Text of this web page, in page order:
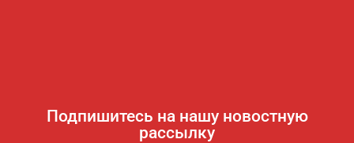
Подпишитесь на нашу новостную
рассылку